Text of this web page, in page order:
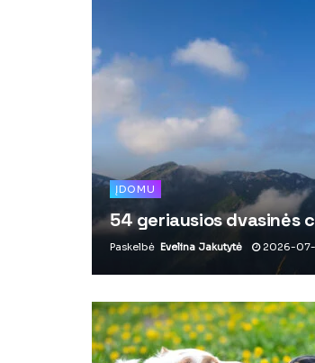
ĮDOMU
54 geriausios dvasinės
Paskelbė Evelina Jakutytė 2026-07-